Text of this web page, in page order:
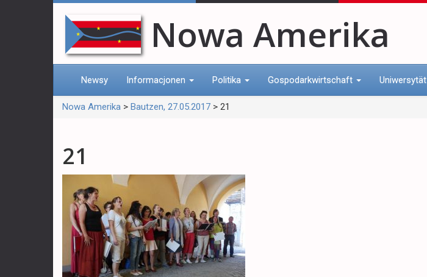
Nowa Amerika
Newsy Informacjonen Politika Gospodarkwirtschaft Uniwersytät
Nowa Amerika > Bautzen, 27.05.2017 > 21
21